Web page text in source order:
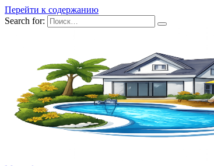
Перейти к содержанию
Search for: